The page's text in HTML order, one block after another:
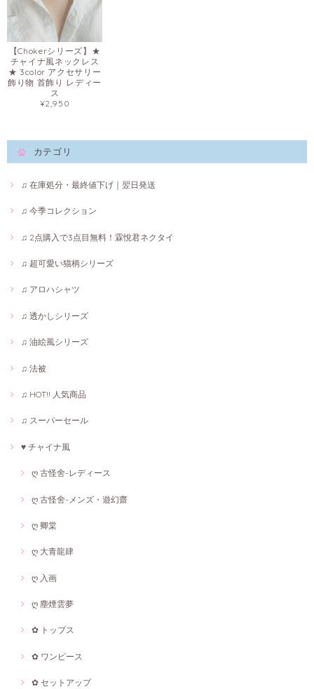
【Chokerシリーズ】★
チャイナ風ネックレス
★ 3color アクセサリー
飾り物 首飾り レディー
ス
¥2,950
カテゴリ
♫ 在庫処分・最終値下げ｜翌日発送
♫ 今季コレクション
♫ 2点購入で3点目無料！霖悅君ネクタイ
♫ 超可愛い猫柄シリーズ
♫ アロハシャツ
♫ 透かしシリーズ
♫ 油絵風シリーズ
♫ 法被
♫ HOT!! 人気商品
♫ スーパーセール
♥ チャイナ風
ღ 古怪舍-レディース
ღ 古怪舍-メンズ・遊幻齋
ღ 卿棠
ღ 大青龍肆
ღ 入画
ღ 塵煙雲夢
✿ トップス
✿ ワンピース
✿ セットアップ